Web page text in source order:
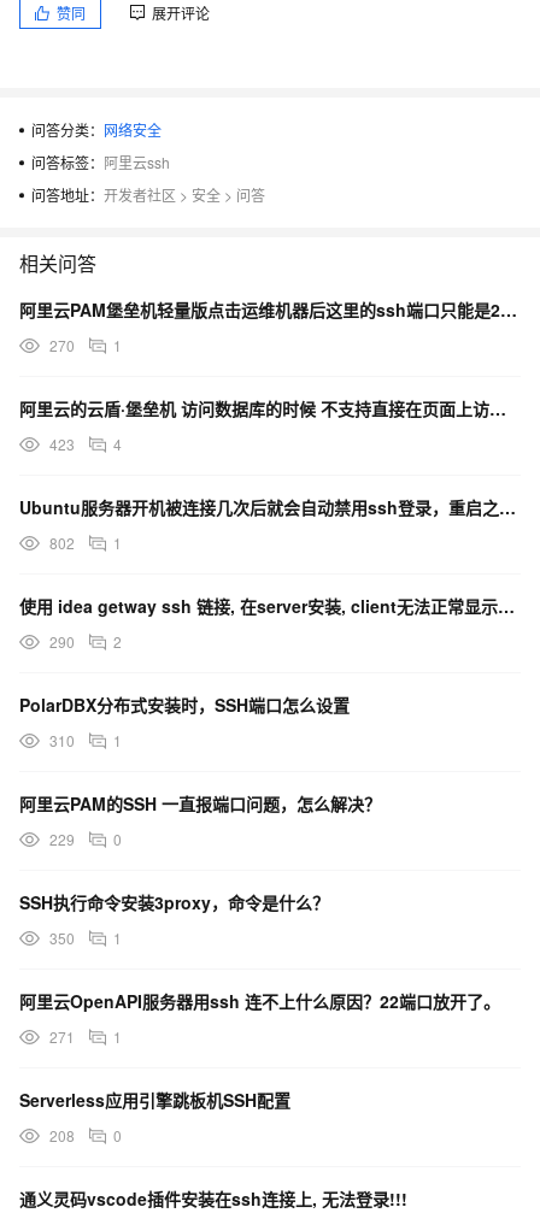
赞同 展开评论
问答分类： 网络安全
问答标签： 阿里云ssh
问答地址： 开发者社区 > 安全 > 问答
相关问答
阿里云PAM堡垒机轻量版点击运维机器后这里的ssh端口只能是22吗？
270 1
阿里云的云盾·堡垒机 访问数据库的时候 不支持直接在页面上访问吗？为什么只显示通过ssh隧道链接？
423 4
Ubuntu服务器开机被连接几次后就会自动禁用ssh登录，重启之后就恢复，服务器没有安装额外的防火墙
802 1
使用 idea getway ssh 链接, 在server安装, client无法正常显示代码补全
290 2
PolarDBX分布式安装时，SSH端口怎么设置
310 1
阿里云PAM的SSH 一直报端口问题，怎么解决？
229 0
SSH执行命令安装3proxy，命令是什么？
350 1
阿里云OpenAPI服务器用ssh 连不上什么原因？22端口放开了。
271 1
Serverless应用引擎跳板机SSH配置
208 0
通义灵码vscode插件安装在ssh连接上, 无法登录!!!